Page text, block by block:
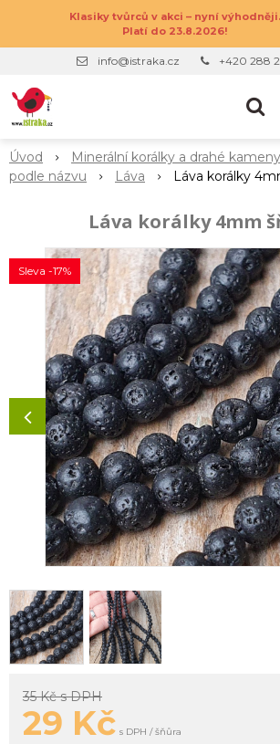
Klasiky tvůrců v akci – nyní výhodněji.
Platí do 23.8.2026!
info@istraka.cz +420 288
Úvod Minerální korálky a drahé kameny
podle názvu
Láva Láva korálky
Láva korálky 4mm
Sleva -17%
35 Kčs DPH
29 Kč s DPH / šňůra